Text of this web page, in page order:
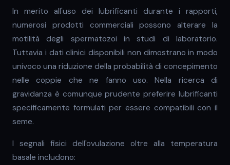
In merito all'uso dei lubrificanti durante i rapporti,
numerosi prodotti commerciali possono alterare la
motilità degli spermatozoi in studi di laboratorio.
Tuttavia i dati clinici disponibili non dimostrano in modo
univoco una riduzione della probabilità di concepimento
nelle coppie che ne fanno uso. Nella ricerca di
gravidanza è comunque prudente preferire lubrificanti
specificamente formulati per essere compatibili con il
seme.
I segnali fisici dell'ovulazione oltre alla temperatura
basale includono: